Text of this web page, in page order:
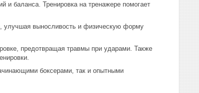
и баланса. Тренировка на тренажере помогает
улучшая выносливость и физическую форму
предотвращая травмы при ударами. Также
боксерами, так и опытными